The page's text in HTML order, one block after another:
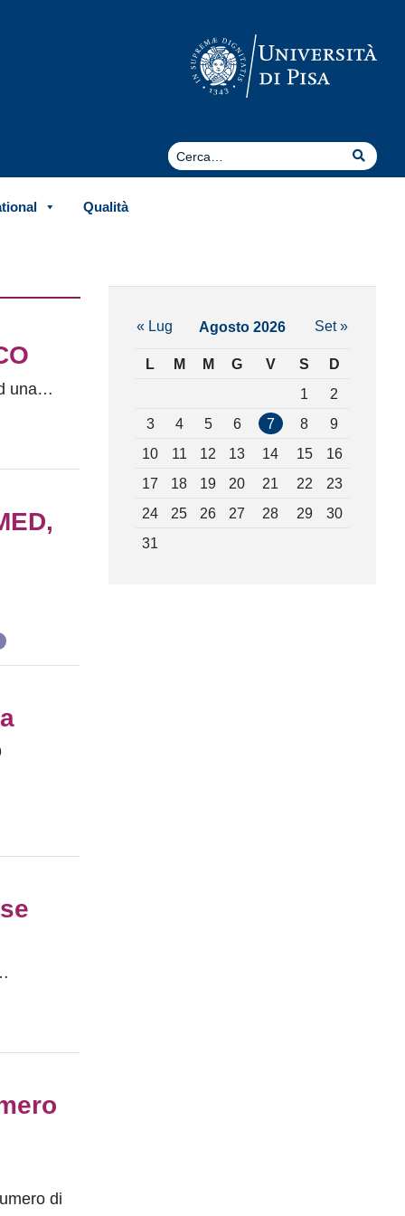
Cerca
Cerca
Qualità
una…
di
Agosto 2026
L M M G V S D
« Lug Set »
1
2
3
4 5 6 7 8
9
10
11 12 13 14 15
16
17
18 19 20 21 22
23
24
25 26 27 28 29
30
31